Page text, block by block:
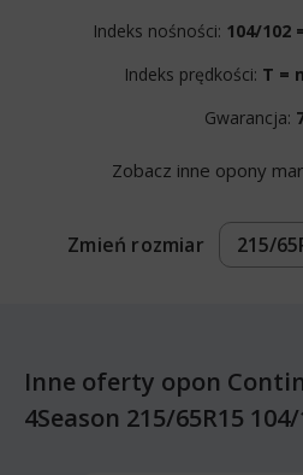
Indeks nośności: 104/102
Indeks prędkości: T =
Gwarancja:
Zobacz inne opony
Zmień rozmiar
Inne oferty opon
4Season 215/65R15